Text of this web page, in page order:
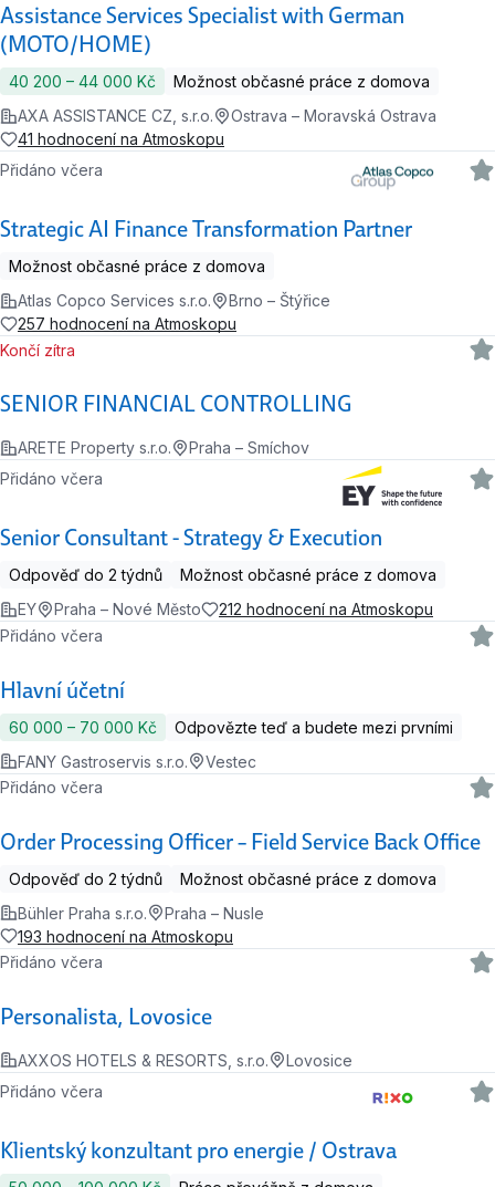
Assistance Services Specialist with German
(MOTO/HOME)
40 200 ‍–‍ 44 000 Kč
Možnost občasné práce z domova
AXA ASSISTANCE CZ, s.r.o.
Ostrava – Moravská Ostrava
41 hodnocení na Atmoskopu
Strategic AI Finance Transformation Partner
Přidáno včera
Možnost občasné práce z domova
Atlas Copco Services s.r.o.
Brno – Štýřice
257 hodnocení na Atmoskopu
SENIOR FINANCIAL CONTROLLING
Končí zítra
ARETE Property s.r.o. Praha – Smíchov
Senior Consultant - Strategy & Execution
Přidáno včera
Odpověď do 2 týdnů
Možnost občasné práce z domova
EY
Praha – Nové Město 212 hodnocení na Atmoskopu
Hlavní účetní
Přidáno včera
60 000 ‍–‍ 70 000 Kč
Odpovězte teď a budete mezi prvními
FANY Gastroservis s.r.o.
Vestec
Order Processing Officer – Field Service Back Office
Přidáno včera
Odpověď do 2 týdnů
Možnost občasné práce z domova
Bühler Praha s.r.o.
Praha – Nusle
193 hodnocení na Atmoskopu
Personalista, Lovosice
Přidáno včera
AXXOS HOTELS & RESORTS, s.r.o. Lovosice
Klientský konzultant pro energie / Ostrava
Přidáno včera